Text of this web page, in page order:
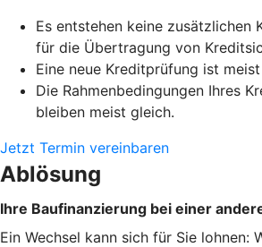
Es entstehen keine zusätzlichen
für die Übertragung von
Eine neue Kreditprüfung ist
Die Rahmenbedingungen Ihres
bleiben meist gleich.
Jetzt Termin vereinbaren
Ablösung
Ihre Baufinanzierung bei einer
Ein Wechsel kann sich für Sie lohnen: